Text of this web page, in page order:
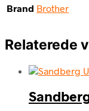
Brand Brother
Relaterede